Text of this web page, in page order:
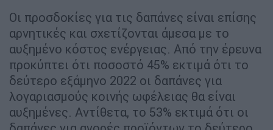
Οι προσδοκίες για τις δαπάνες είναι επίσης
αρνητικές και σχετίζονται άμεσα με το
αυξημένο κόστος ενέργειας. Από την έρευνα
προκύπτει ότι ποσοστό 45% εκτιμά ότι το
δεύτερο εξάμηνο 2022 οι δαπάνες για
λογαριασμούς κοινής ωφέλειας θα είναι
αυξημένες. Αντίθετα, το 53% εκτιμά ότι οι